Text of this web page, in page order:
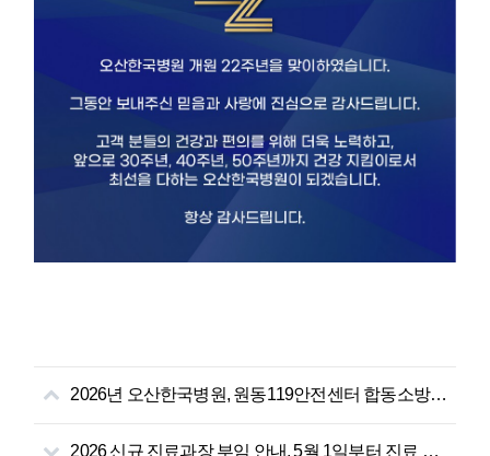
2026년 오산한국병원, 원동119안전센터 합동소방훈련
2026 신규 진료과장 부임 안내, 5월 1일부터 진료 시작!